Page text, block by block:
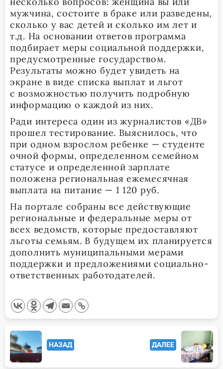
мужчина, состоите в браке или разведены,
сколько у вас детей и сколько им лет и
т.д. На основании ответов программа
подбирает меры социальной поддержки,
предусмотренные государством.
Результаты можно будет увидеть на
экране в виде списка выплат и льгот
с возможностью получить подробную
информацию о каждой из них.
Ради интереса один из журналистов «ДВ»
прошел тестирование. Выяснилось, что
при одном взрослом ребенке — студенте
очной формы, определенном семейном
статусе и определенной зарплате
положена региональная ежемесячная
выплата на питание — 1 120 руб.
На портале собраны все действующие
региональные и федеральные меры от
всех ведомств, которые предоставляют
льготы семьям. В будущем их планируется
дополнить муниципальными мерами
поддержки и предложениями социально-
ответственных работодателей.
<span
class="nav-
subtitle
НАЗАД ДАЛЕЕ